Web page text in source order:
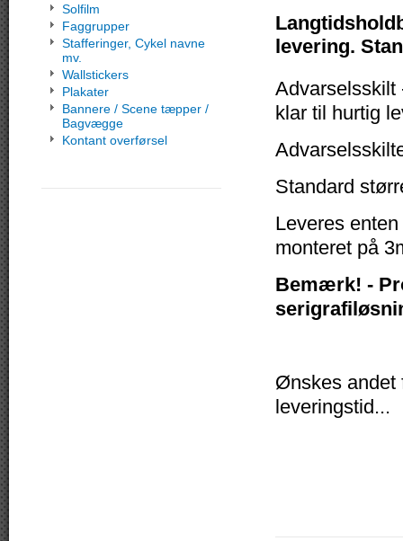
Solfilm
Faggrupper
Stafferinger, Cykel navne
mv.
Wallstickers
Plakater
Bannere / Scene tæpper /
Bagvægge
Kontant overførsel
levering.
Advarselsskilt
klar til hurtig
Standard
Leveres
monteret på
Bemærk! -
Ønskes andet
leveringstid...